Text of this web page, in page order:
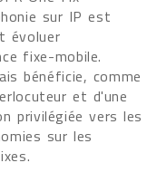
sur IP est
évoluer
fixe-mobile.
bénéficie, comme
et d'une
privilégiée vers les
sur les